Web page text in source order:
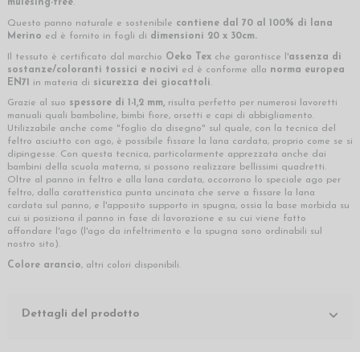
mulesing-free.
Questo panno naturale e sostenibile contiene dal 70 al 100% di lana
Merino ed è fornito in fogli di dimensioni 20 x 30cm.
Il tessuto è certificato dal marchio Oeko Tex che garantisce l'assenza di
sostanze/coloranti tossici e nocivi ed è conforme alla norma europea
EN71
in materia di sicurezza dei giocattoli.
Grazie al suo spessore di 1-1,2 mm, risulta perfetto per numerosi lavoretti
manuali quali bamboline, bimbi fiore, orsetti e capi di abbigliamento.
Utilizzabile anche come "foglio da disegno" sul quale, con la tecnica del
feltro asciutto con ago, è possibile fissare la lana cardata, proprio come se si
dipingesse. Con questa tecnica, particolarmente apprezzata anche dai
bambini della scuola materna, si possono realizzare bellissimi quadretti.
Oltre al panno in feltro e alla lana cardata, occorrono lo speciale ago per
feltro, dalla caratteristica punta uncinata che serve a fissare la lana
cardata sul panno, e l'apposito supporto in spugna, ossia la base morbida su
cui si posiziona il panno in fase di lavorazione e su cui viene fatto
affondare l'ago (l'ago da infeltrimento e la spugna sono ordinabili sul
nostro sito).
Colore arancio, altri colori disponibili.
Dettagli del prodotto